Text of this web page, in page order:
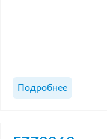
Подробнее